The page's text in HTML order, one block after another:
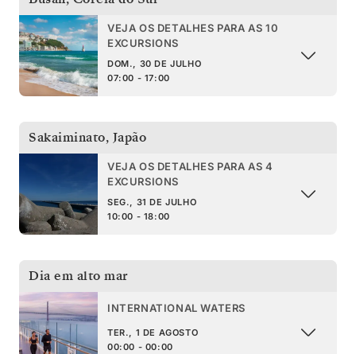
VEJA OS DETALHES PARA AS 10
EXCURSIONS
DOM., 30 DE JULHO
07:00 - 17:00
Sakaiminato, Japão
VEJA OS DETALHES PARA AS 4
EXCURSIONS
SEG., 31 DE JULHO
10:00 - 18:00
Dia em alto mar
INTERNATIONAL WATERS
TER., 1 DE AGOSTO
00:00 - 00:00